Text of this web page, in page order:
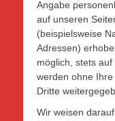
Angabe
auf unseren
(beispielsweise
Adressen)
möglich, stets
werden ohne
Dritte
Wir weisen